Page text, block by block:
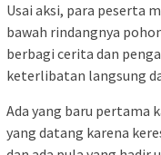
Usai aksi, para peserta
bawah rindangnya
berbagi cerita dan
keterlibatan langsung
Ada yang baru pertama
yang datang karena